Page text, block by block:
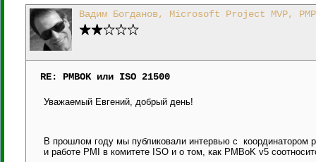
Вадим Богданов, Microsoft Project MVP,
RE: PMBOK или ISO 21500
Уважаемый Евгений, добрый день!
В прошлом году мы публиковали интервью с координатором
и работе PMI в комитете ISO и о том, как PMBoK v5